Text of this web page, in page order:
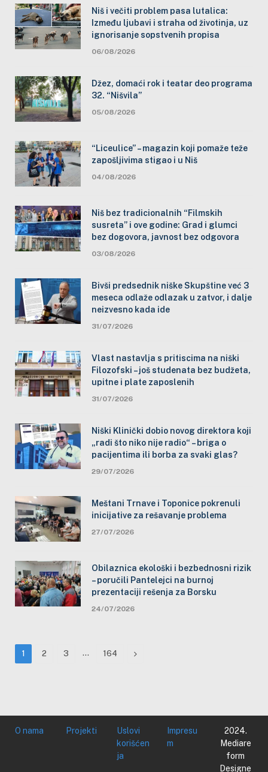
Niš i večiti problem pasa lutalica:
Između ljubavi i straha od životinja, uz
ignorisanje sopstvenih propisa
06/08/2026
Džez, domaći rok i teatar deo programa
32. “Nišvila”
05/08/2026
“Liceulice” – magazin koji pomaže teže
zapošljivima stigao i u Niš
04/08/2026
Niš bez tradicionalnih “Filmskih
susreta” i ove godine: Grad i glumci
bez dogovora, javnost bez odgovora
03/08/2026
Bivši predsednik niške Skupštine već 3
meseca odlaže odlazak u zatvor, i dalje
neizvesno kada ide
31/07/2026
Vlast nastavlja s pritiscima na niški
Filozofski – još studenata bez budžeta,
upitne i plate zaposlenih
31/07/2026
Niški Klinički dobio novog direktora koji
„radi što niko nije radio“ – briga o
pacijentima ili borba za svaki glas?
29/07/2026
Meštani Trnave i Toponice pokrenuli
inicijative za rešavanje problema
27/07/2026
Obilaznica ekološki i bezbednosni rizik
– poručili Pantelejci na burnoj
prezentaciji rešenja za Borsku
24/07/2026
1 2 3 … 164 Next
O nama Projekti
Uslovi
korišćen
ja
Impresu
m
2024.
Mediare
form
Designe